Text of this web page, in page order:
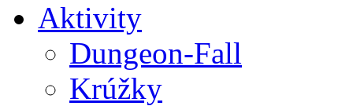
Aktivity
Dungeon-Fall
Krúžky